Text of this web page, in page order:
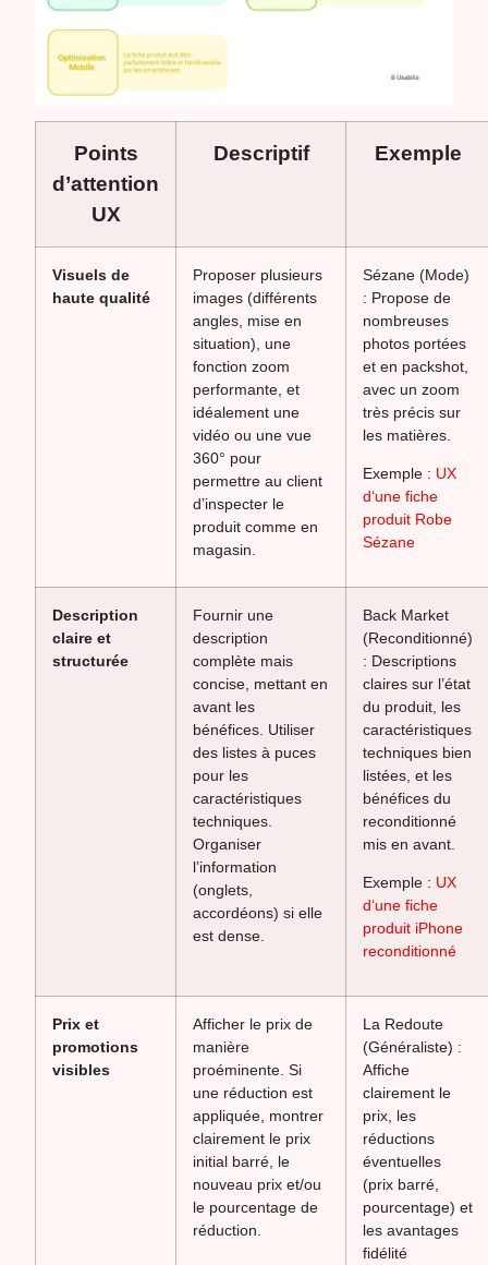
Points
d’attention
UX
Descriptif Exemple
Visuels de
haute qualité
Proposer plusieurs
images (différents
angles, mise en
situation), une
fonction zoom
performante, et
idéalement une
vidéo ou une vue
360° pour
permettre au client
d’inspecter le
produit comme en
magasin.
Sézane (Mode)
: Propose de
nombreuses
photos portées
et en packshot,
avec un zoom
très précis sur
les matières.
Exemple : UX
d‘une fiche
produit Robe
Sézane
Description
claire et
structurée
Fournir une
description
complète mais
concise, mettant en
avant les
bénéfices. Utiliser
des listes à puces
pour les
caractéristiques
techniques.
Organiser
l’information
(onglets,
accordéons) si elle
est dense.
Back Market
(Reconditionné)
: Descriptions
claires sur l’état
du produit, les
caractéristiques
techniques bien
listées, et les
bénéfices du
reconditionné
mis en avant.
Exemple : UX
d‘une fiche
produit iPhone
reconditionné
Prix et
promotions
visibles
Afficher le prix de
manière
proéminente. Si
une réduction est
appliquée, montrer
clairement le prix
initial barré, le
nouveau prix et/ou
le pourcentage de
réduction.
La Redoute
(Généraliste) :
Affiche
clairement le
prix, les
réductions
éventuelles
(prix barré,
pourcentage) et
les avantages
fidélité